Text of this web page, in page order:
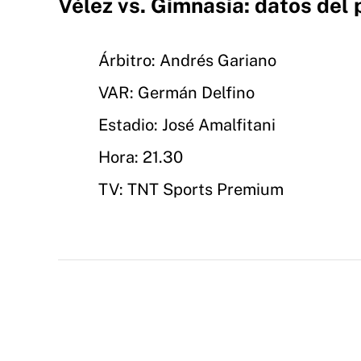
Vélez vs. Gimnasia: datos del
Árbitro: Andrés Gariano
VAR: Germán Delfino
Estadio: José Amalfitani
Hora: 21.30
TV: TNT Sports Premium